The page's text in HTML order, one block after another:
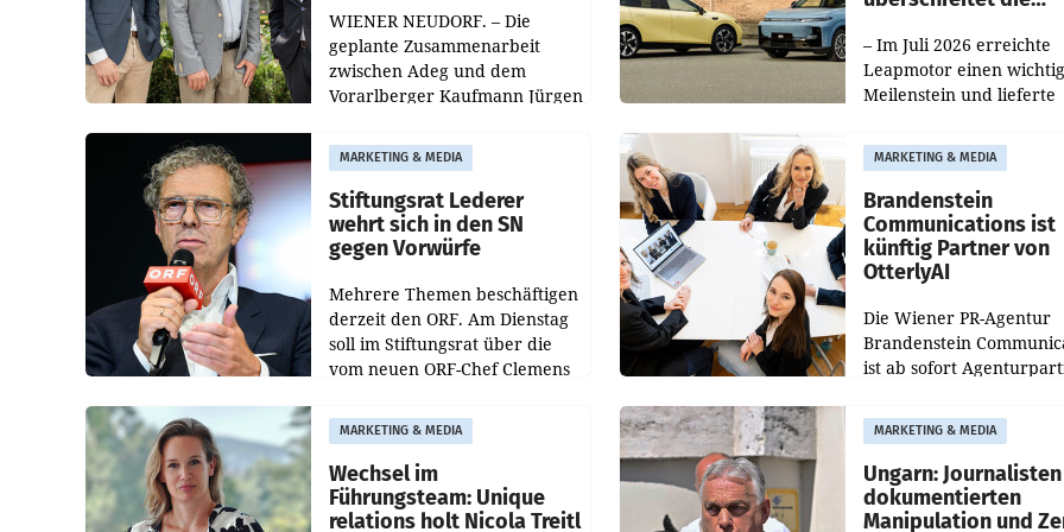
WIENER NEUDORF. – Die
geplante Zusammenarbeit
zwischen Adeg und dem
Vorarlberger Kaufmann Jürgen
freigegeben: Die
Bundeswettbewerbsbehörde
und der Bundeskartellanwalt
– Im Juli 2026 erreichte
Leapmotor einen
Meilenstein und lieferte
aus, womit sich das
gegenüber Juli 2025
verdoppelte (+102
MARKETING & MEDIA
Stiftungsrat Lederer
wehrt sich in den SN
gegen Vorwürfe
Mehrere Themen beschäftigen
derzeit den ORF. Am Dienstag
soll im Stiftungsrat über die
vom neuen ORF-Chef Clemens
Besetzungen für die
Direktionen abgestimmt
werden.
MARKETING & MEDIA
Brandenstein
Communications ist
künftig Partner von
OtterlyAI
Die Wiener PR-Agentur
Brandenstein
ist ab sofort
Optimierungsplattform
OtterlyAI. Damit baut die
Agentur ihr
MARKETING & MEDIA
Wechsel im
Führungsteam: Unique
relations holt Nicola Treitl
MARKETING & MEDIA
Ungarn: Journalisten
dokumentierten
Manipulation und